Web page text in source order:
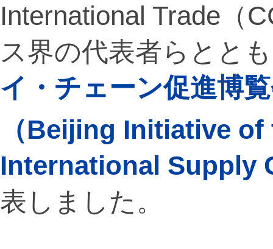
International Trade（
ス界の代表者らとと
イ・チェーン促進博
（Beijing Initiative of
International Supply
表しました。